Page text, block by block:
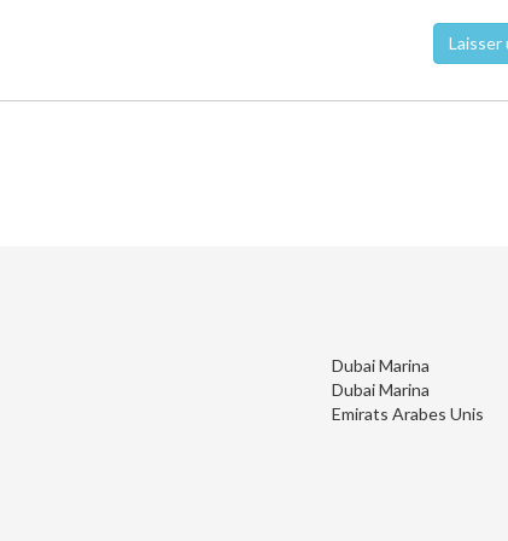
Laisser
Dubai Marina
Dubai Marina
Emirats Arabes Unis